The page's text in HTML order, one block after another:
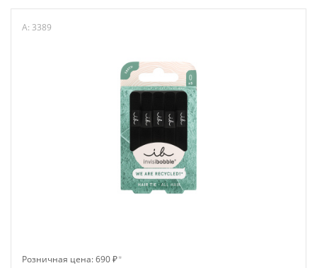
A: 3389
Розничная цена: 690 ₽*